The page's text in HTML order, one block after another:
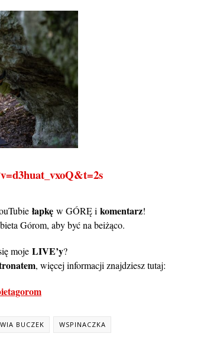
łapkęw GÓRĘ i komentarz!
Górom, aby być na beiżąco.
moje LIVE’y?
, więcej informacji znajdziesz tutaj:
BUCZEK WSPINACZKA